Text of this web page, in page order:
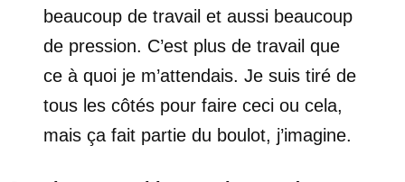
beaucoup de travail et aussi beaucoup
de pression. C’est plus de travail que
ce à quoi je m’attendais. Je suis tiré de
tous les côtés pour faire ceci ou cela,
mais ça fait partie du boulot, j’imagine.